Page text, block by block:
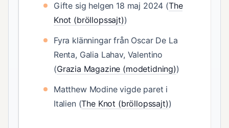
Gifte sig helgen 18 maj 2024 (The
Knot (bröllopssajt))
Fyra klänningar från Oscar De La
Renta, Galia Lahav, Valentino
(Grazia Magazine (modetidning))
Matthew Modine vigde paret i
Italien (The Knot (bröllopssajt))